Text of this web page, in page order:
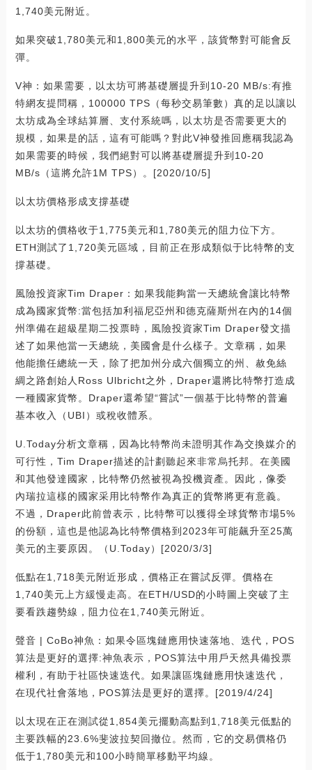
1,740美元附近。
如果突破1,780美元和1,800美元的水平，該貨幣對可能會反
彈。
V神：如果需要，以太坊可將基礎層提升到10-20 MB/s:有推
特網友提問稱，100000 TPS（每秒交易筆數）真的足以讓以
太坊成為全球結算層、支付系統嗎，以太坊是否需要更大的
規模，如果是的話，這有可能嗎？對此V神發推回應稱我認為
如果需要的時候，我們絕對可以將基礎層提升到10-20
MB/s（這將允許1M TPS）。[2020/10/5]
以太坊價格形成支撐基礎
以太坊的價格收于1,775美元和1,780美元的阻力位下方。
ETH測試了1,720美元區域，目前正在形成類似于比特幣的支
撐基礎。
風險投資家Tim Draper：如果我能夠當一天總統會讓比特幣
成為國家貨幣:當包括加利福尼亞州和德克薩斯州在內的14個
州準備在超級星期二投票時，風險投資家Tim Draper發文描
述了如果他當一天總統，美國會是什么樣子。文章稱，如果
他能擔任總統一天，除了把加州分成六個獨立的州、赦免絲
綢之路創始人Ross Ulbricht之外，Draper還將比特幣打造成
一種國家貨幣。Draper還希望“嘗試”一個基于比特幣的普遍
基本收入（UBI）或稅收體系。
U.Today分析文章稱，因為比特幣尚未證明其作為交換媒介的
可行性，Tim Draper描述的計劃聽起來非常烏托邦。在美國
和其他發達國家，比特幣仍然被視為投機資產。因此，像委
內瑞拉這樣的國家采用比特幣作為真正的貨幣將更有意義。
不過，Draper此前曾表示，比特幣可以獲得全球貨幣市場5%
的份額，這也是他認為比特幣價格到2023年可能飆升至25萬
美元的主要原因。（U.Today）[2020/3/3]
低點在1,718美元附近形成，價格正在嘗試反彈。價格在
1,740美元上方緩慢走高。在ETH/USD的小時圖上突破了主
要看跌趨勢線，阻力位在1,740美元附近。
聲音 | CoBo神魚：如果令區塊鏈應用快速落地、迭代，POS
算法是更好的選擇:神魚表示，POS算法中用戶天然具備投票
權利，有助于社區快速迭代。如果讓區塊鏈應用快速迭代，
在現代社會落地，POS算法是更好的選擇。[2019/4/24]
以太現在正在測試從1,854美元擺動高點到1,718美元低點的
主要跌幅的23.6%斐波拉契回撤位。然而，它的交易價格仍
低于1,780美元和100小時簡單移動平均線。